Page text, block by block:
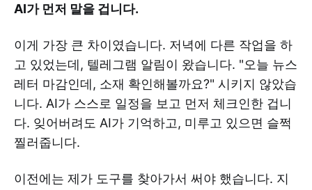
AI가 먼저 말을 겁니다.
이게 가장 큰 차이였습니다. 저녁에 다른 작업을 하
고 있었는데, 텔레그램 알림이 왔습니다. "오늘 뉴스
레터 마감인데, 소재 확인해볼까요?" 시키지 않았습
니다. AI가 스스로 일정을 보고 먼저 체크인한 겁니
다. 잊어버려도 AI가 기억하고, 미루고 있으면 슬쩍
찔러줍니다.
이전에는 제가 도구를 찾아가서 써야 했습니다. 지